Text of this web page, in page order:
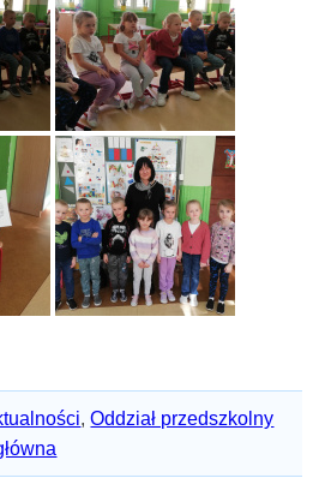
,Oddział przedszkolny